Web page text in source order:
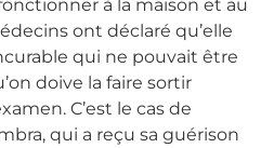
à la maison et au
ont déclaré qu’elle
qui ne pouvait être
doive la faire sortir
C’est le cas de
qui a reçu sa guérison